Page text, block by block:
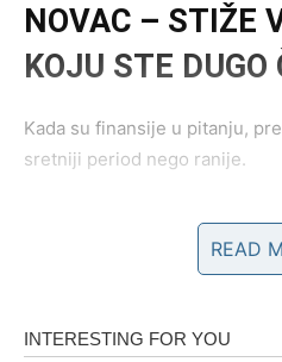
NOVAC – STIŽE
KOJU STE DUGO
Kada su finansije u pitanju,
sretniji period nego ranije.
Zvijezde pokazuju mogućnost
promjene ili prilike koja bi
novca nego što trenutno
Mnoge Vage će konačno
READ